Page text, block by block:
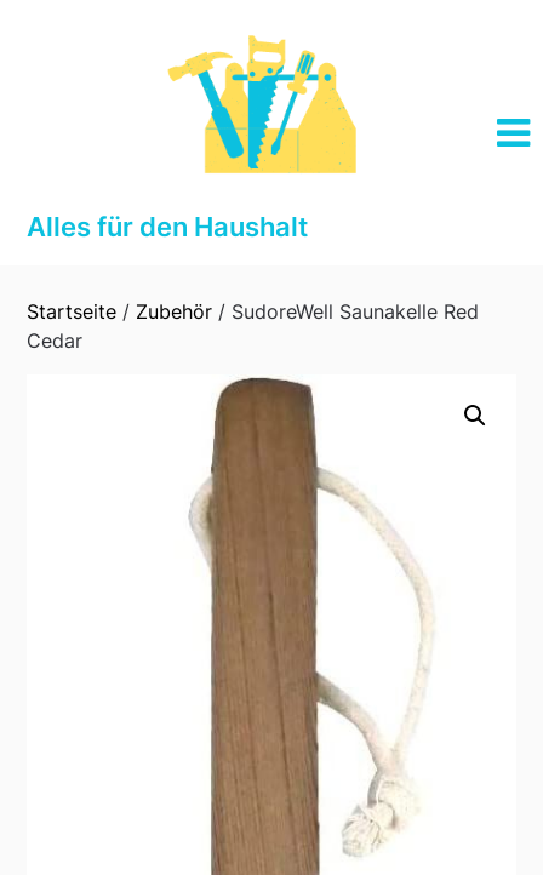
Alles für den Haushalt
Startseite / Zubehör / SudoreWell Saunakelle Red
Cedar